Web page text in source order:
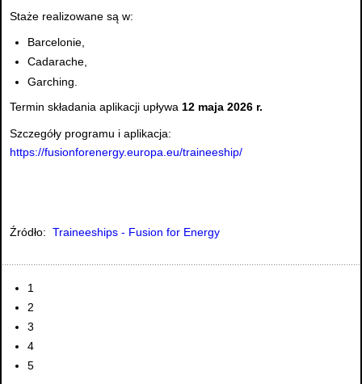
Staże realizowane są w:
Barcelonie,
Cadarache,
Garching.
Termin składania aplikacji upływa 12 maja 2026 r.
Szczegóły programu i aplikacja:
https://fusionforenergy.europa.eu/traineeship/
Źródło: Traineeships - Fusion for Energy
1
2
3
4
5